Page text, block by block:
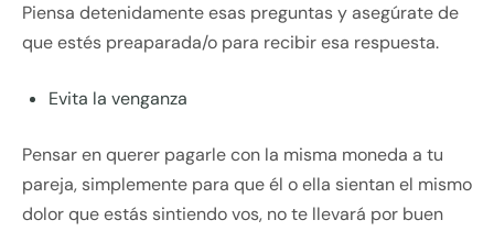
Piensa detenidamente esas preguntas y asegúrate de
que estés preaparada/o para recibir esa respuesta.
Evita la venganza
Pensar en querer pagarle con la misma moneda a tu
pareja, simplemente para que él o ella sientan el mismo
dolor que estás sintiendo vos, no te llevará por buen